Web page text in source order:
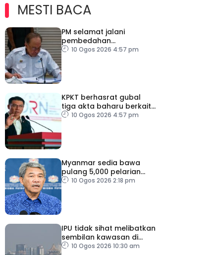
MESTI BACA
PM selamat jalani
pembedahan
laparoskopi rawat hernia
10 Ogos 2026 4:57 pm
KPKT berhasrat gubal
tiga akta baharu berkait
perumahan
10 Ogos 2026 4:57 pm
Myanmar sedia bawa
pulang 5,000 pelarian
guna kapal
10 Ogos 2026 2:18 pm
IPU tidak sihat melibatkan
sembilan kawasan di
Sarawak
10 Ogos 2026 10:30 am